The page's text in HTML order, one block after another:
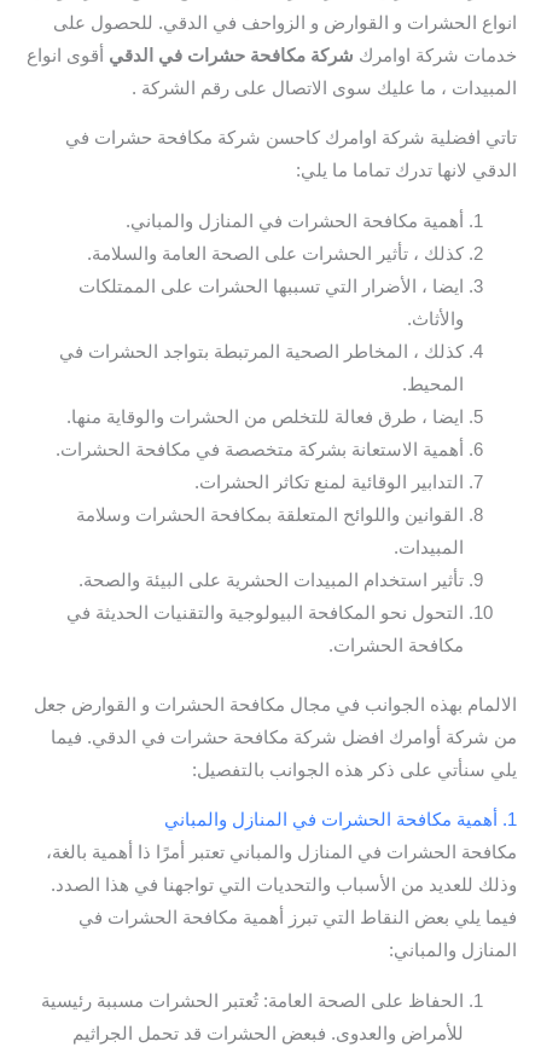
انواع الحشرات و القوارض و الزواحف في الدقي. للحصول على
خدمات شركة اوامرك شركة مكافحة حشرات في الدقي أقوى انواع
المبيدات ، ما عليك سوى الاتصال على رقم الشركة .
تاتي افضلية شركة اوامرك كاحسن شركة مكافحة حشرات في
الدقي لانها تدرك تماما ما يلي:
أهمية مكافحة الحشرات في المنازل والمباني.
كذلك ، تأثير الحشرات على الصحة العامة والسلامة.
ايضا ، الأضرار التي تسببها الحشرات على الممتلكات
والأثاث.
كذلك ، المخاطر الصحية المرتبطة بتواجد الحشرات في
المحيط.
ايضا ، طرق فعالة للتخلص من الحشرات والوقاية منها.
أهمية الاستعانة بشركة متخصصة في مكافحة الحشرات.
التدابير الوقائية لمنع تكاثر الحشرات.
القوانين واللوائح المتعلقة بمكافحة الحشرات وسلامة
المبيدات.
تأثير استخدام المبيدات الحشرية على البيئة والصحة.
التحول نحو المكافحة البيولوجية والتقنيات الحديثة في
مكافحة الحشرات.
الالمام بهذه الجوانب في مجال مكافحة الحشرات و القوارض جعل
من شركة أوامرك افضل شركة مكافحة حشرات في الدقي. فيما
يلي سنأتي على ذكر هذه الجوانب بالتفصيل:
1. أهمية مكافحة الحشرات في المنازل والمباني
مكافحة الحشرات في المنازل والمباني تعتبر أمرًا ذا أهمية بالغة،
وذلك للعديد من الأسباب والتحديات التي تواجهنا في هذا الصدد.
فيما يلي بعض النقاط التي تبرز أهمية مكافحة الحشرات في
المنازل والمباني:
الحفاظ على الصحة العامة: تُعتبر الحشرات مسببة رئيسية
للأمراض والعدوى. فبعض الحشرات قد تحمل الجراثيم